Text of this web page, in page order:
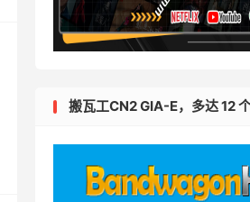
搬瓦工CN2 GIA-E，多达 12